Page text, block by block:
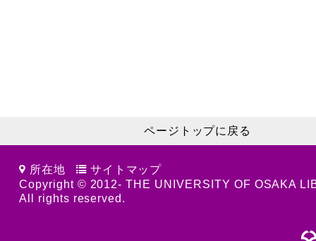
ページトップに戻る
所在地
サイトマップ
Copyright © 2012- THE UNIVERSITY OF OSAKA
All rights reserved.